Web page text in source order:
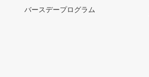
バースデープログラム